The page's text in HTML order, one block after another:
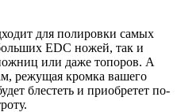
для полировки самых
EDC ножей, так и
или даже топоров. А
режущая кромка вашего
блестеть и приобретет по-